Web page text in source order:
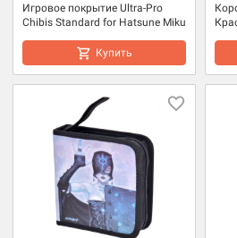
Игровое покрытие Ultra-Pro
Chibis Standard for Hatsune Miku
Купить